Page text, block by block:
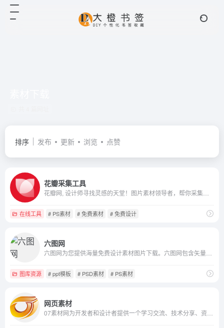
排序 发布 更新 浏览 点赞
花瓣采集工具
在线工具 # PS素材 # 免费素材 # 免费设计
六图网
图库资源 # ppt模板 # PSD素材 # PS素材
网页素材